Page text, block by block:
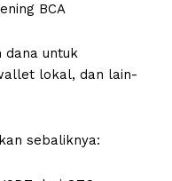
BCA
dana untuk
lokal, dan lain-
sebaliknya: